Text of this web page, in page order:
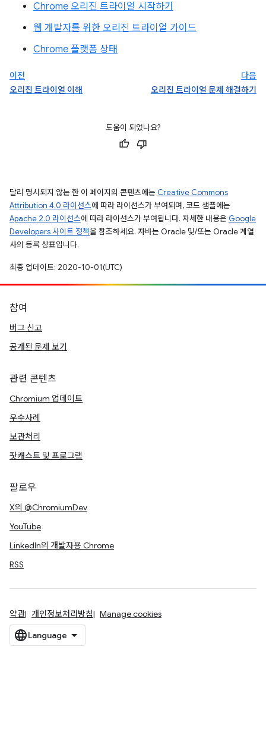
Chrome 오리진 트라이얼 시작하기
웹 개발자를 위한 오리진 트라이얼 가이드
Chrome 플랫폼 상태
이전
오리진 트라이얼 이해
다음
오리진 트라이얼 문제 해결하기
도움이 되었나요?
달리 명시되지 않는 한 이 페이지의 콘텐츠에는 Creative Commons
Attribution 4.0 라이선스에 따라 라이선스가 부여되며, 코드 샘플에는
Apache 2.0 라이선스에 따라 라이선스가 부여됩니다. 자세한 내용은 Google
Developers 사이트 정책을 참조하세요. 자바는 Oracle 및/또는 Oracle 계열
사의 등록 상표입니다.
최종 업데이트: 2020-10-01(UTC)
참여
버그 신고
공개된 문제 보기
관련 콘텐츠
Chromium 업데이트
우수사례
보관처리
팟캐스트 및 프로그램
팔로우
X의 @ChromiumDev
YouTube
LinkedIn의 개발자용 Chrome
RSS
약관 개인정보처리방침 Manage cookies